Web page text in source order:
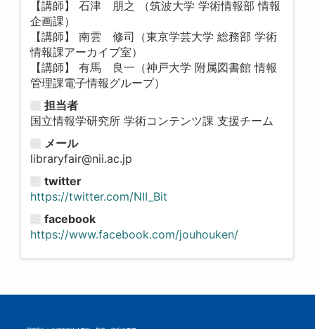
【講師】 石津 朋之 （筑波大学 学術情報部 情報
企画課）
【講師】 南雲 修司（東京学芸大学 総務部 学術
情報課アーカイブ室）
【講師】 有馬 良一（神戸大学 附属図書館 情報
管理課電子情報グループ）
担当者
国立情報学研究所 学術コンテンツ課 支援チーム
メール
libraryfair@nii.ac.jp
twitter
https://twitter.com/NII_Bit
facebook
https://www.facebook.com/jouhouken/